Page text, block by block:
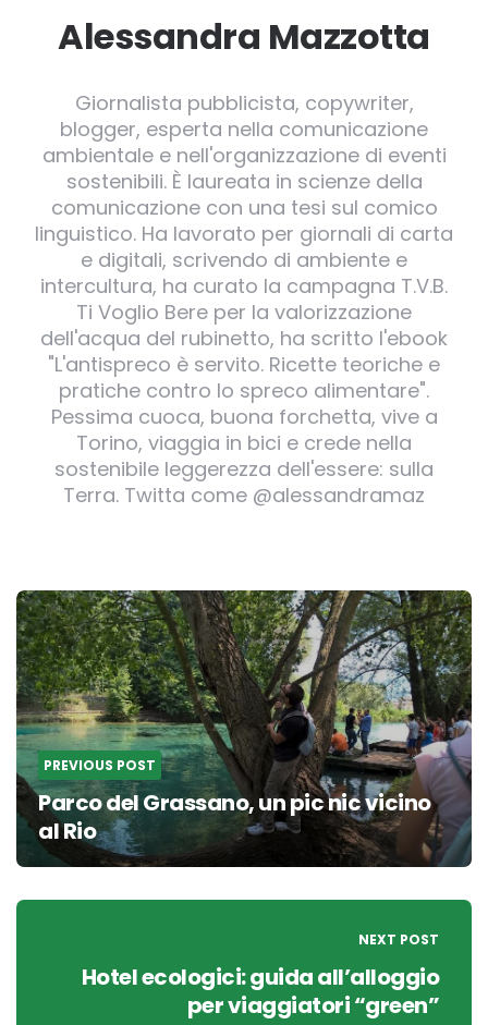
Alessandra Mazzotta
Giornalista pubblicista, copywriter,
blogger, esperta nella comunicazione
ambientale e nell'organizzazione di eventi
sostenibili. È laureata in scienze della
comunicazione con una tesi sul comico
linguistico. Ha lavorato per giornali di carta
e digitali, scrivendo di ambiente e
intercultura, ha curato la campagna T.V.B.
Ti Voglio Bere per la valorizzazione
dell'acqua del rubinetto, ha scritto l'ebook
"L'antispreco è servito. Ricette teoriche e
pratiche contro lo spreco alimentare".
Pessima cuoca, buona forchetta, vive a
Torino, viaggia in bici e crede nella
sostenibile leggerezza dell'essere: sulla
Terra. Twitta come @alessandramaz
Post
navigation
PREVIOUS POST
Parco del Grassano, un pic nic vicino
al Rio
NEXT POST
Hotel ecologici: guida all’alloggio
per viaggiatori “green”